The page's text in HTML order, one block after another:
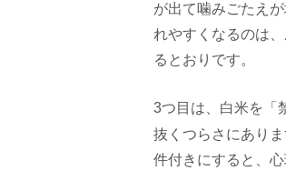
が出て噛みごたえ
れやすくなるのは
るとおりです。
3つ目は、白米を「
抜くつらさにありま
件付きにすると、